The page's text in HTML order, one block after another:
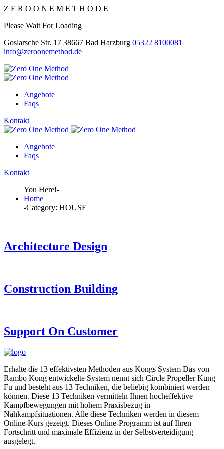
Z E R O O N E M E T H O D E
Please Wait For Loading
Goslarsche Str. 17 38667 Bad Harzburg 05322 8100081
info@zeroonemethod.de
Angebote
Faqs
Kontakt
Angebote
Faqs
Kontakt
You Here!-
Home
-Category: HOUSE
Architecture Design
Construction Building
Support On Customer
Erhalte die 13 effektivsten Methoden aus Kongs System Das von
Rambo Kong entwickelte System nennt sich Circle Propeller Kung
Fu und besteht aus 13 Techniken, die beliebig kombiniert werden
können. Diese 13 Techniken vermitteln Ihnen hocheffektive
Kampfbewegungen mit hohem Praxisbezug in
Nahkampfsituationen. Alle diese Techniken werden in diesem
Online-Kurs gezeigt. Dieses Online-Programm ist auf Ihren
Fortschritt und maximale Effizienz in der Selbstverteidigung
ausgelegt.